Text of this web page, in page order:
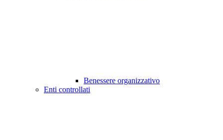
Benessere organizzativo
Enti controllati